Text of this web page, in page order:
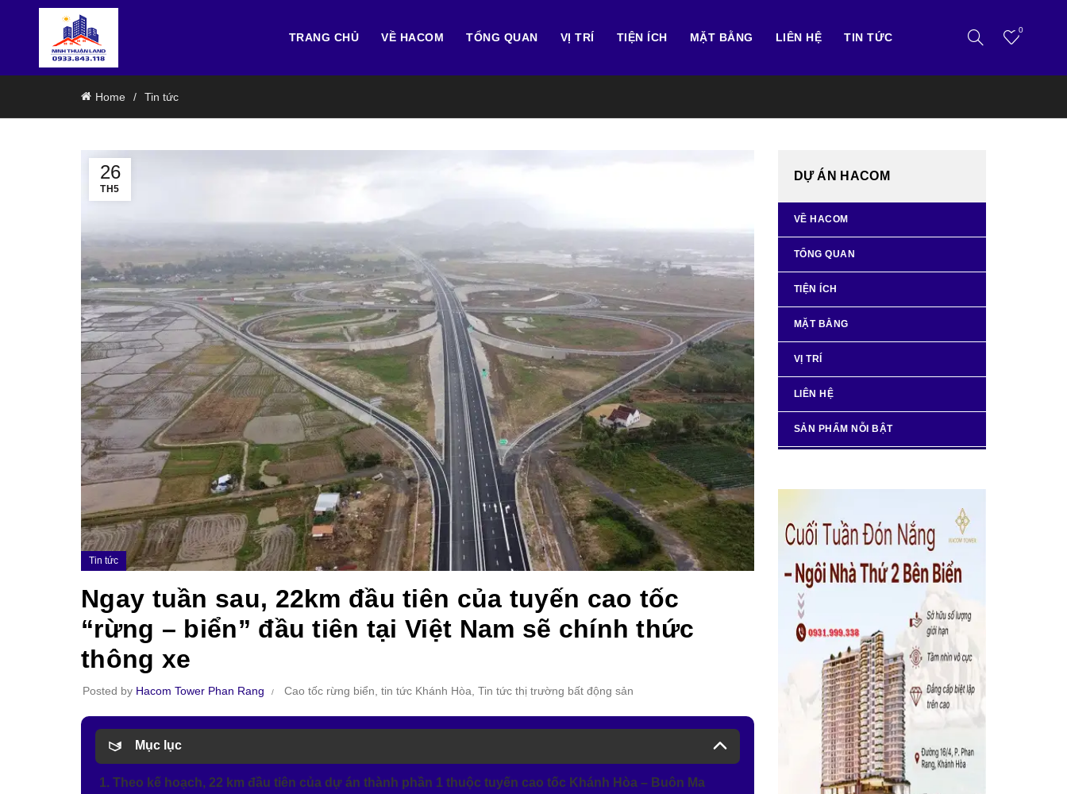
TRANG CHỦ VỀ HACOM TỔNG QUAN VỊ TRÍ TIỆN ÍCH MẶT BẰNG LIÊN HỆ TIN TỨC
0
Home Tin tức
26
TH5
Tin tức
Ngay tuần sau, 22km đầu tiên của tuyến cao tốc
“rừng – biển” đầu tiên tại Việt Nam sẽ chính thức
thông xe
Posted by Hacom Tower Phan Rang Cao tốc rừng biển tin tức Khánh Hòa Tin tức thị trường bất động sản
Mục lục
1. Theo kế hoạch, 22 km đầu tiên của dự án thành phần 1 thuộc tuyến cao tốc Khánh Hòa – Buôn Ma
DỰ ÁN HACOM
VỀ HACOM
TỔNG QUAN
TIỆN ÍCH
MẶT BẰNG
VỊ TRÍ
LIÊN HỆ
SẢN PHẨM NỖI BẬT